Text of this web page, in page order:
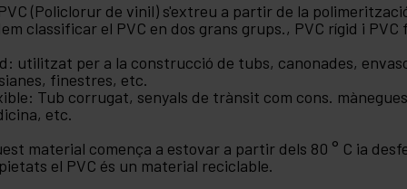
(Policlorur de vinil) s'extreu a partir de la
classificar el PVC en dos grans grups., PVC rígid i PVC
utilitzat per a la construcció de tubs, canonades,
finestres, etc.
Tub corrugat, senyals de trànsit com cons.
etc.
material comença a estovar a partir dels 80 ° C ia
el PVC és un material reciclable.